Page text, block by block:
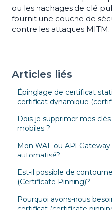
ou les hachages de clé
fournit une couche de
contre les attaques MITM.
Articles liés
Épinglage de certificat
certificat dynamique
Dois-je supprimer mes
mobiles ?
Mon WAF ou API
automatisé?
Est-il possible de
(Certificate Pinning)?
Pourquoi avons-nous